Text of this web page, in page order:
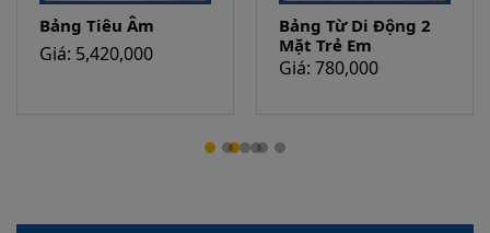
Bảng Tiêu Âm
Giá: 5,420,000
Bảng Từ Di Động 2
Mặt Trẻ Em
Giá: 780,000